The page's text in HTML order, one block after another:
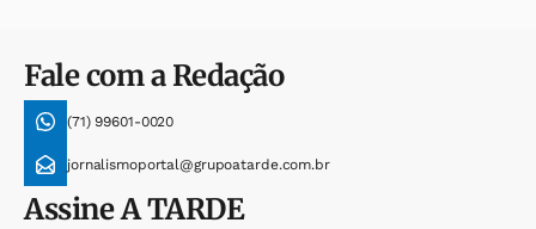
Fale com a Redação
(71) 99601-0020
jornalismoportal@grupoatarde.com.br
AssineA TARDE